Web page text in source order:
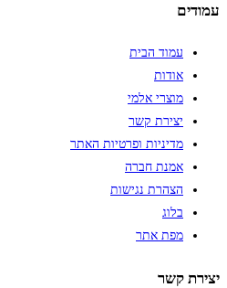
עמודים
עמוד הבית
אודות
מוצרי אלמי
יצירת קשר
מדיניות ופרטיות האתר
אמנת חברה
הצהרת נגישות
בלוג
מפת אתר
יצירת קשר